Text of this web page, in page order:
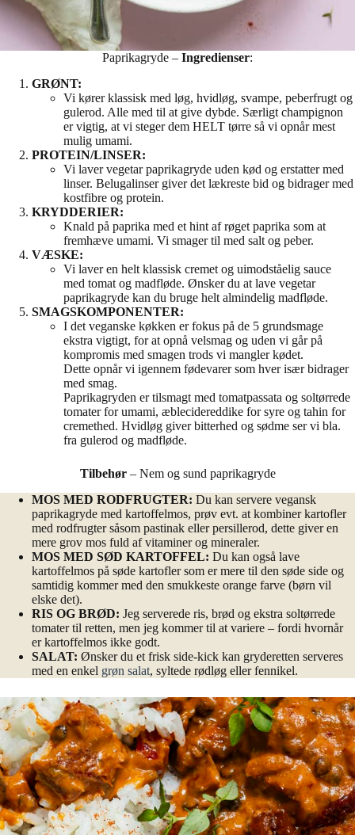
Paprikagryde – Ingredienser:
GRØNT:
Vi kører klassisk med løg, hvidløg, svampe, peberfrugt og
gulerod. Alle med til at give dybde. Særligt champignon
er vigtig, at vi steger dem HELT tørre så vi opnår mest
mulig umami.
PROTEIN/LINSER:
Vi laver vegetar paprikagryde uden kød og erstatter med
linser. Belugalinser giver det lækreste bid og bidrager med
kostfibre og protein.
KRYDDERIER:
Knald på paprika med et hint af røget paprika som at
fremhæve umami. Vi smager til med salt og peber.
VÆSKE:
Vi laver en helt klassisk cremet og uimodståelig sauce
med tomat og madfløde. Ønsker du at lave vegetar
paprikagryde kan du bruge helt almindelig madfløde.
SMAGSKOMPONENTER:
I det veganske køkken er fokus på de 5 grundsmage
ekstra vigtigt, for at opnå velsmag og uden vi går på
kompromis med smagen trods vi mangler kødet.
Dette opnår vi igennem fødevarer som hver især bidrager
med smag.
Paprikagryden er tilsmagt med tomatpassata og soltørrede
tomater for umami, æblecidereddike for syre og tahin for
cremethed. Hvidløg giver bitterhed og sødme ser vi bla.
fra gulerod og madfløde.
Tilbehør– Nem og sund paprikagryde
MOS MED RODFRUGTER: Du kan servere vegansk
paprikagryde med kartoffelmos, prøv evt. at kombiner kartofler
med rodfrugter såsom pastinak eller persillerod, dette giver en
mere grov mos fuld af vitaminer og mineraler.
MOS MED SØD KARTOFFEL: Du kan også lave
kartoffelmos på søde kartofler som er mere til den søde side og
samtidig kommer med den smukkeste orange farve (børn vil
elske det).
RIS OG BRØD: Jeg serverede ris, brød og ekstra soltørrede
tomater til retten, men jeg kommer til at variere – fordi hvornår
er kartoffelmos ikke godt.
SALAT: Ønsker du et frisk side-kick kan gryderetten serveres
med en enkel grøn salat, syltede rødløg eller fennikel.